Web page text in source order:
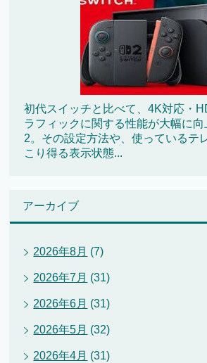
初代スイッチと比べて、4K対応・
ラフィックに関する性能が大幅に
2。その設定方法や、使っているテ
こり得る表示状態...
アーカイブ
2026年8月 (7)
2026年7月 (31)
2026年6月 (31)
2026年5月 (32)
2026年4月 (31)